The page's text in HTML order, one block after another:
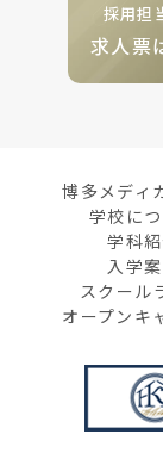
採用担
求人票
博多メディ
学校に
学科
入学
スクール
オープンキ